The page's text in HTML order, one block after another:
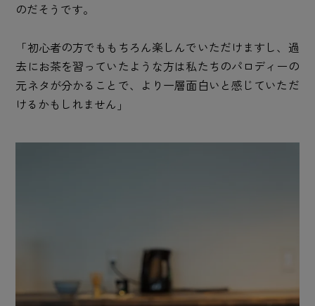
のだそうです。
「初心者の方でももちろん楽しんでいただけますし、過
去にお茶を習っていたような方は私たちのパロディーの
元ネタが分かることで、より一層面白いと感じていただ
けるかもしれません」